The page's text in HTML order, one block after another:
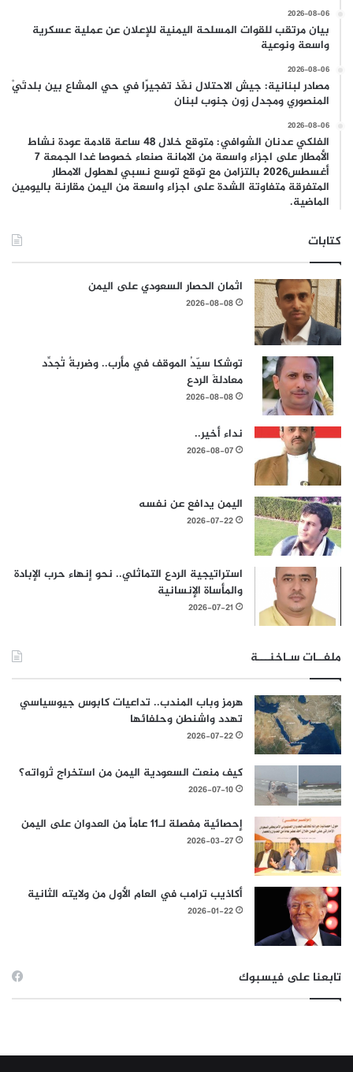
2026-08-06
بيان مرتقب للقوات المسلحة اليمنية للإعلان عن عملية عسكرية
واسعة ونوعية
2026-08-06
مصادر لبنانية: جيش الاحتلال نفّذ تفجيرًا في حي المشاع بين بلدتَيْ
المنصوري ومجدل زون جنوب لبنان
2026-08-06
الفلكي عدنان الشوافي: متوقع خلال 48 ساعة قادمة عودة نشاط
الأمطار على اجزاء واسعة من الامانة صنعاء خصوصا غدا الجمعة 7
أغسطس2026 بالتزامن مع توقع توسع نسبي لهطول الامطار
المتفرقة متفاوتة الشدة على اجزاء واسعة من اليمن مقارنة باليومين
الماضية.
كتابات
اثمان الحصار السعودي على اليمن
2026-08-08
توشكا سيّدُ الموقف في مأرب.. وضربةٌ تُجدِّد
معادلةَ الردع
2026-08-08
نداء أخير..
2026-08-07
اليمن يدافع عن نفسه
2026-07-22
استراتيجية الردع التماثلي.. نحو إنهاء حرب الإبادة
والمأساة الإنسانية
2026-07-21
ملفــات سـاخنـــة
هرمز وباب المندب.. تداعيات كابوس جيوسياسي
تهدد واشنطن وحلفائها
2026-07-22
كيف منعت السعودية اليمن من استخراج ثرواته؟
2026-07-10
إحصائية مفصلة لـ11 عاماً من العدوان على اليمن
2026-03-27
أكاذيب ترامب في العام الأول من ولايته الثانية
2026-01-22
تابعنا على فيسبوك